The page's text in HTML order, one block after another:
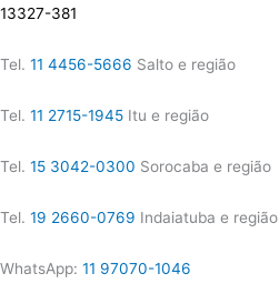
13327-381
Tel. 11 4456-5666 Salto e região
Tel. 11 2715-1945 Itu e região
Tel. 15 3042-0300 Sorocaba e região
Tel. 19 2660-0769 Indaiatuba e região
WhatsApp: 11 97070-1046